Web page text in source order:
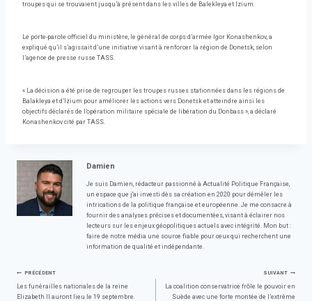
troupes qui se trouvaient jusqu’à présent dans les villes de Balekleya et Izium.
Le porte-parole officiel du ministère, le général de corps d’armée Igor Konashenkov, a
expliqué qu’il s’agissait d’une initiative visant à renforcer la région de Donetsk, selon
l’agence de presse russe TASS.
« La décision a été prise de regrouper les troupes russes stationnées dans les régions de
Balakleya et d’Izium pour améliorer les actions vers Donetsk et atteindre ainsi les
objectifs déclarés de l’opération militaire spéciale de libération du Donbass », a déclaré
Konashenkov cité par TASS.
Damien
Je suis Damien, rédacteur passionné à Actualité Politique Française,
un espace que j'ai investi dès sa création en 2020 pour démêler les
intrications de la politique française et européenne. Je me consacre à
fournir des analyses précises et documentées, visant à éclairer nos
lecteurs sur les enjeux géopolitiques actuels avec intégrité. Mon but :
faire de notre média une source fiable pour ceux qui recherchent une
information de qualité et indépendante.
Navigation
PRÉCÉDENT
Les funérailles nationales de la reine
Elizabeth II auront lieu le 19 septembre.
SUIVANT
La coalition conservatrice frôle le pouvoir en
Suède avec une forte montée de l’extrême